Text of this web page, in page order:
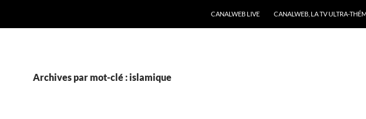
CANALWEB LIVE CANALWEB, LA TV ULTRA-
Archives par mot-clé : islamique